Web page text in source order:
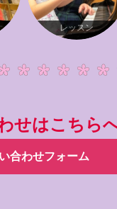
レッスン
せはこちら
合わせフォーム